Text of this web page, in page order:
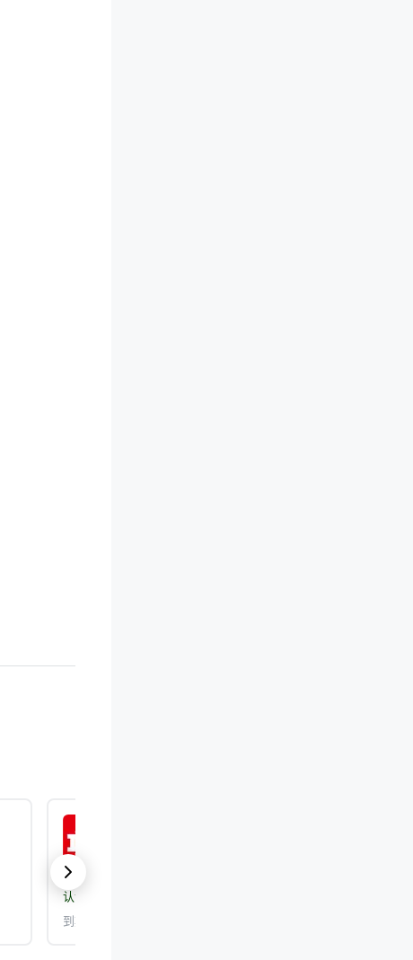
认证机构：
到期日期： 2026/9/25